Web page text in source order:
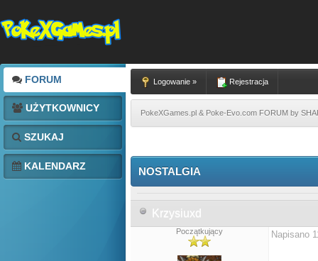
FORUM
UŻYTKOWNICY
SZUKAJ
KALENDARZ
Logowanie » Rejestracja
PokeXGames.pl & Poke-Evo.com FORUM by
NOSTALGIA
Krzysiuxd
Początkujący Napisano